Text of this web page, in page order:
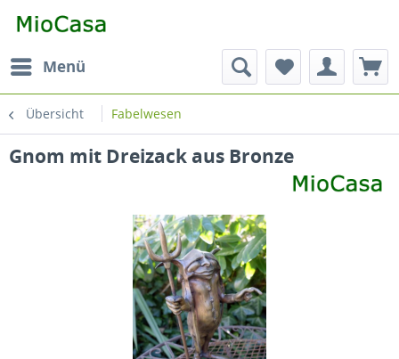
Menü
Übersicht Fabelwesen
Gnom mit Dreizack aus Bronze